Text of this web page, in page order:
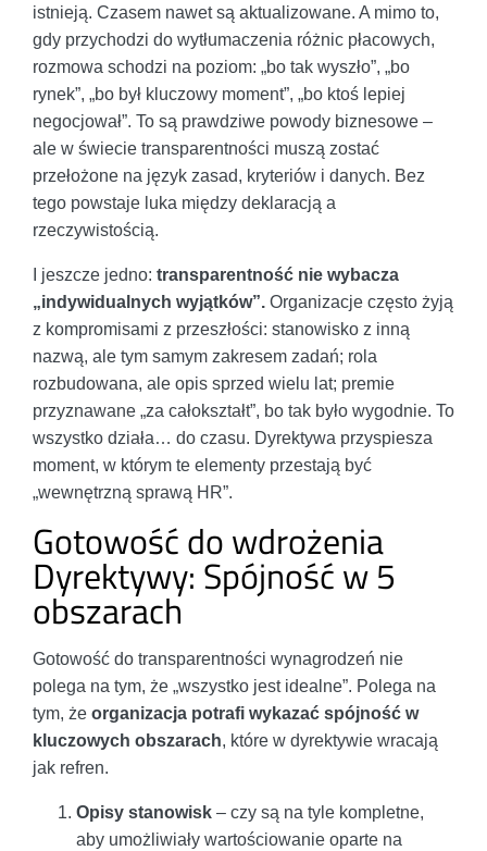
istnieją. Czasem nawet są aktualizowane. A mimo to,
gdy przychodzi do wytłumaczenia różnic płacowych,
rozmowa schodzi na poziom: „bo tak wyszło”, „bo
rynek”, „bo był kluczowy moment”, „bo ktoś lepiej
negocjował”. To są prawdziwe powody biznesowe –
ale w świecie transparentności muszą zostać
przełożone na język zasad, kryteriów i danych. Bez
tego powstaje luka między deklaracją a
rzeczywistością.
I jeszcze jedno: transparentność nie wybacza
„indywidualnych wyjątków”. Organizacje często żyją
z kompromisami z przeszłości: stanowisko z inną
nazwą, ale tym samym zakresem zadań; rola
rozbudowana, ale opis sprzed wielu lat; premie
przyznawane „za całokształt”, bo tak było wygodnie. To
wszystko działa… do czasu. Dyrektywa przyspiesza
moment, w którym te elementy przestają być
„wewnętrzną sprawą HR”.
Gotowość do wdrożenia
Dyrektywy: Spójność w 5
obszarach
Gotowość do transparentności wynagrodzeń nie
polega na tym, że „wszystko jest idealne”. Polega na
tym, że organizacja potrafi wykazać spójność w
kluczowych obszarach, które w dyrektywie wracają
jak refren.
Opisy stanowisk – czy są na tyle kompletne,
aby umożliwiały wartościowanie oparte na